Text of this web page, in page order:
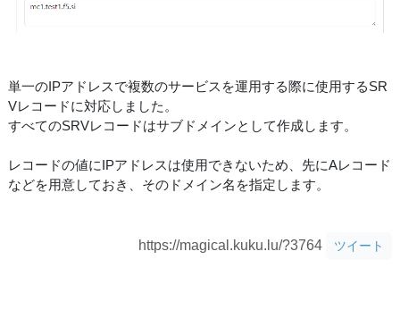
単一のIPアドレスで複数のサービスを運用する際に使用するSR
Vレコードに対応しました。
すべてのSRVレコードはサブドメインとして作成します。
レコードの値にIPアドレスは使用できないため、先にAレコード
などを用意しておき、そのドメイン名を指定します。
https://magical.kuku.lu/?3764 ツイート